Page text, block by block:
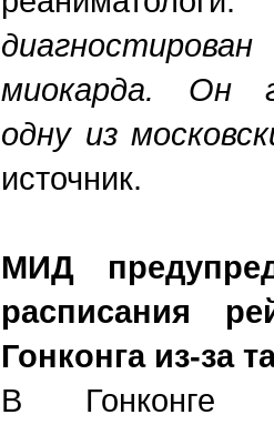
миокарда. Он
одну из
источник.
МИД
расписания
Гонконга из-за
В Гонконге